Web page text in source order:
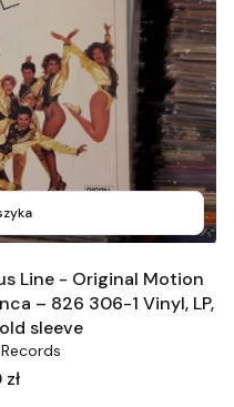
Line - Original Motion
‎– 826 306-1 Vinyl, LP,
sleeve